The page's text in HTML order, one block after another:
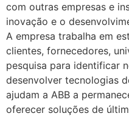
com outras empresas e
inovação e o
A empresa trabalha em
clientes, fornecedores,
pesquisa para identificar
desenvolver tecnologias
ajudam a ABB a
oferecer soluções de